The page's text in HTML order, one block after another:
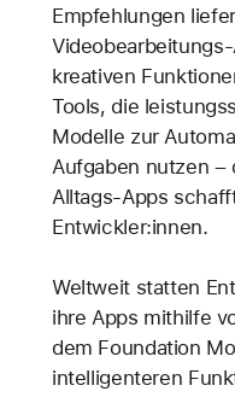
Empfehlungen
kreativen
Tools, die
Modelle zur
Aufgaben nutzen –
Alltags-Apps
Entwickler:innen.
Weltweit statten
ihre Apps mithilfe
dem Foundation
intelligenteren